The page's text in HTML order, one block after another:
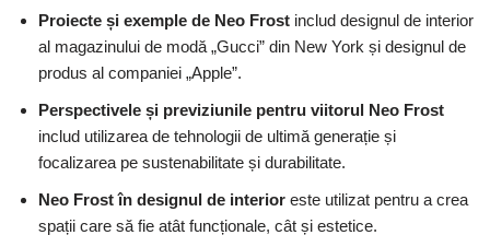
Proiecte și exemple de Neo Frost includ designul de interior
al magazinului de modă „Gucci” din New York și designul de
produs al companiei „Apple”.
Perspectivele și previziunile pentru viitorul Neo Frost
includ utilizarea de tehnologii de ultimă generație și
focalizarea pe sustenabilitate și durabilitate.
Neo Frost în designul de interior este utilizat pentru a crea
spații care să fie atât funcționale, cât și estetice.